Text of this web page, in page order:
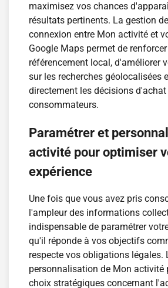
maximisez vos chances
résultats pertinents. La gestion
connexion entre Mon activité et
Google Maps permet de
référencement local, d'améliorer
sur les recherches géolocalisées
directement les décisions d'achat
consommateurs.
Paramétrer et
activité pour optimiser
expérience
Une fois que vous avez pris
l'ampleur des informations
indispensable de paramétrer
qu'il réponde à vos objectifs
respecte vos obligations légales.
personnalisation de Mon activité
choix stratégiques concernant